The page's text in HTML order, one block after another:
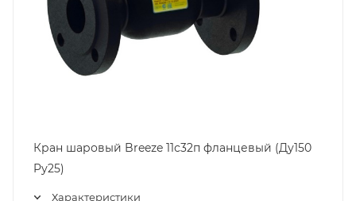
Кран шаровый Breeze 11с32п фланцевый (Ду150
Pу25)
Характеристики